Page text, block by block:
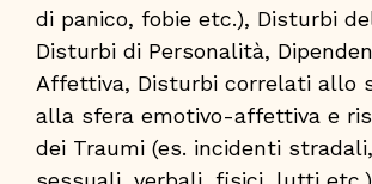
di panico, fobie etc.), Disturbi
Disturbi di Personalità,
Affettiva, Disturbi correlati allo
alla sfera emotivo-affettiva e
dei Traumi (es. incidenti